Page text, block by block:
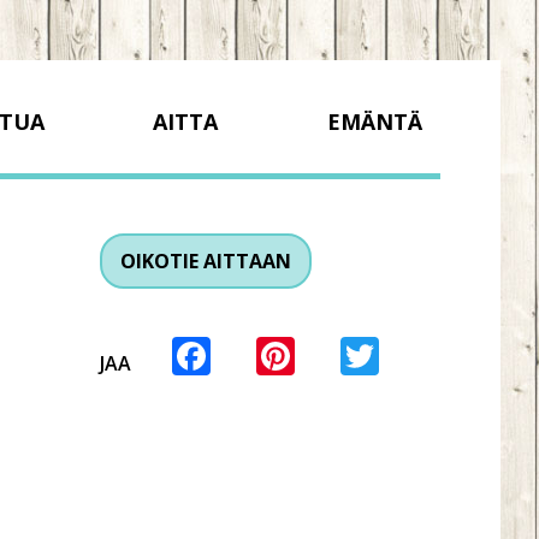
AITTA EMÄNTÄ
OIKOTIE AITTAAN
JAA Facebook
PinterestTwitter